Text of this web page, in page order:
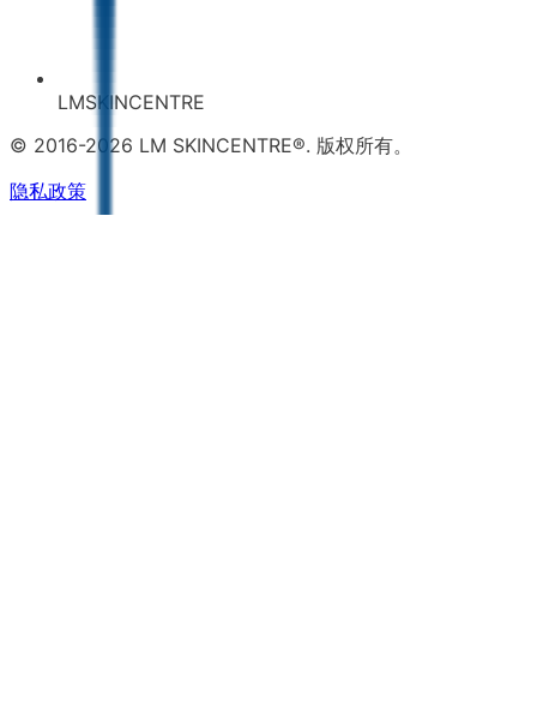
LMSKINCENTRE
© 2016-2026 LM SKINCENTRE®. 版权所有。
隐私政策